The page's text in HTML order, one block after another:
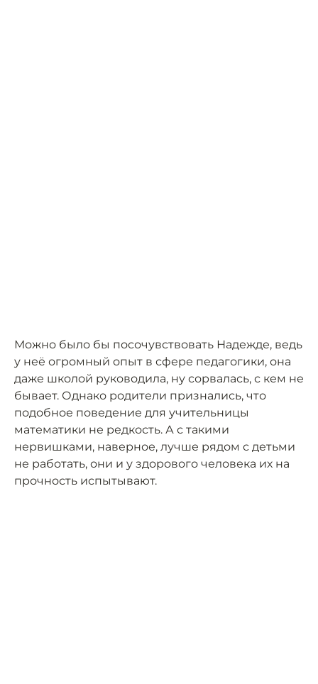
Можно было бы посочувствовать Надежде, ведь
у неё огромный опыт в сфере педагогики, она
даже школой руководила, ну сорвалась, с кем не
бывает. Однако родители признались, что
подобное поведение для учительницы
математики не редкость. А с такими
нервишками, наверное, лучше рядом с детьми
не работать, они и у здорового человека их на
прочность испытывают.